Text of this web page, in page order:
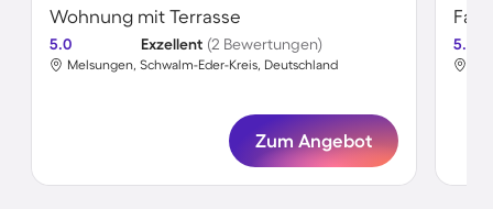
Wohnung mit Terrasse
5.0 Exzellent (2 Bewertungen)
Melsungen, Schwalm-Eder-Kreis, Deutschland
Zum Angebot
5.0